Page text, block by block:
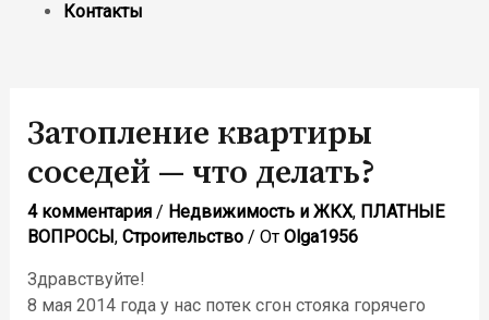
Контакты
Затопление квартиры
соседей — что делать?
4 комментария / Недвижимость и ЖКХ, ПЛАТНЫЕ
ВОПРОСЫ, Строительство/ От Olga1956
Здравствуйте!
8 мая 2014 года у нас потек сгон стояка горячего